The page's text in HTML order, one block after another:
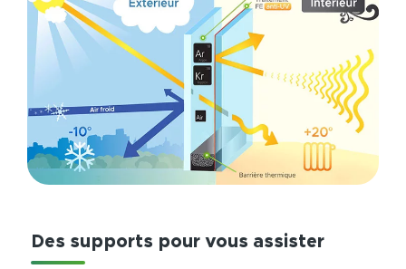
Des supports pour vous assister